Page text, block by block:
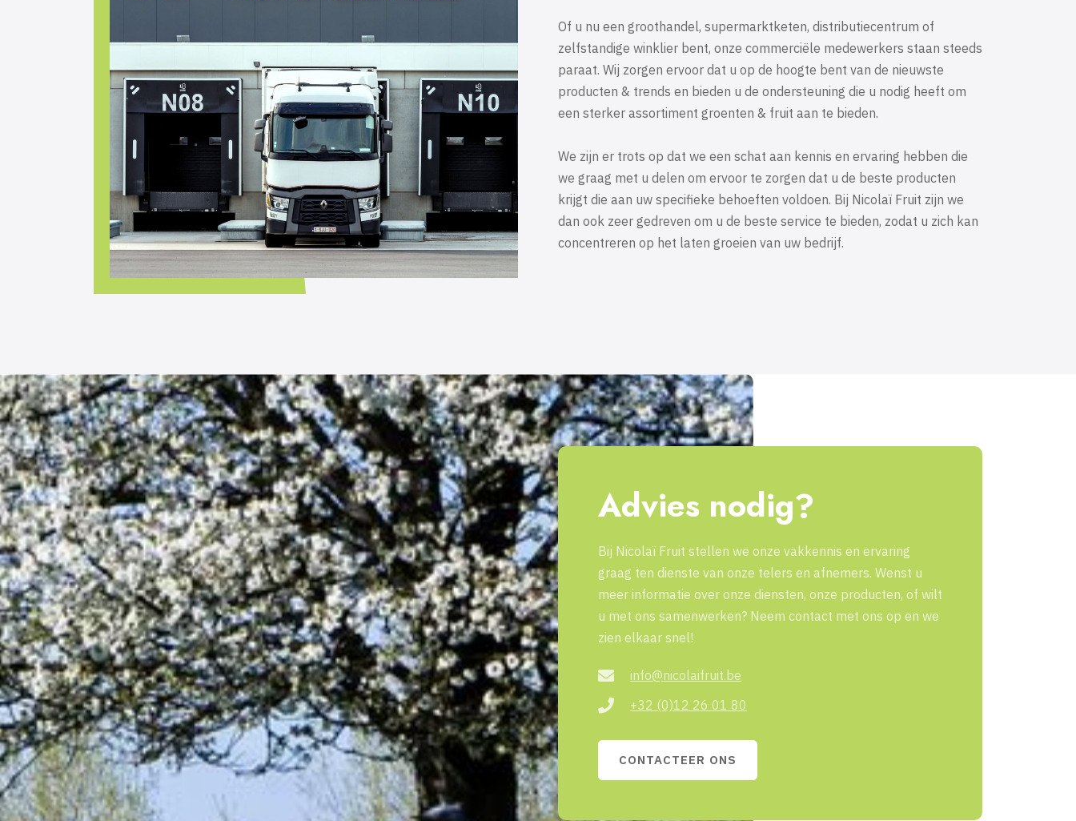
Of u nu een groothandel, supermarktketen, distributiecentrum of
zelfstandige winklier bent, onze commerciële medewerkers staan steeds
paraat. Wij zorgen ervoor dat u op de hoogte bent van de nieuwste
producten & trends en bieden u de ondersteuning die u nodig heeft om
een sterker assortiment groenten & fruit aan te bieden.
​​​​​​​We zijn er trots op dat we een schat aan kennis en ervaring hebben die
we graag met u delen om ervoor te zorgen dat u de beste producten
krijgt die aan uw specifieke behoeften voldoen. Bij Nicolaï Fruit zijn we
dan ook zeer gedreven om u de beste service te bieden, zodat u zich kan
concentreren op het laten groeien van uw bedrijf.
Advies nodig?
Bij Nicolaï Fruit stellen we onze vakkennis en ervaring
graag ten dienste van onze telers en afnemers. Wenst u
meer informatie over onze diensten, onze producten, of wilt
u met ons samenwerken? Neem contact met ons op en we
zien elkaar snel!
info@nicolaifruit.be
+32 (0)12 26 01 80
CONTACTEER ONS